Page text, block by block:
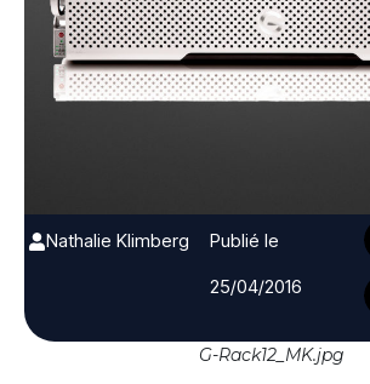
Nathalie Klimberg
Publié le
25/04/2016
G-Rack12_MK.jpg